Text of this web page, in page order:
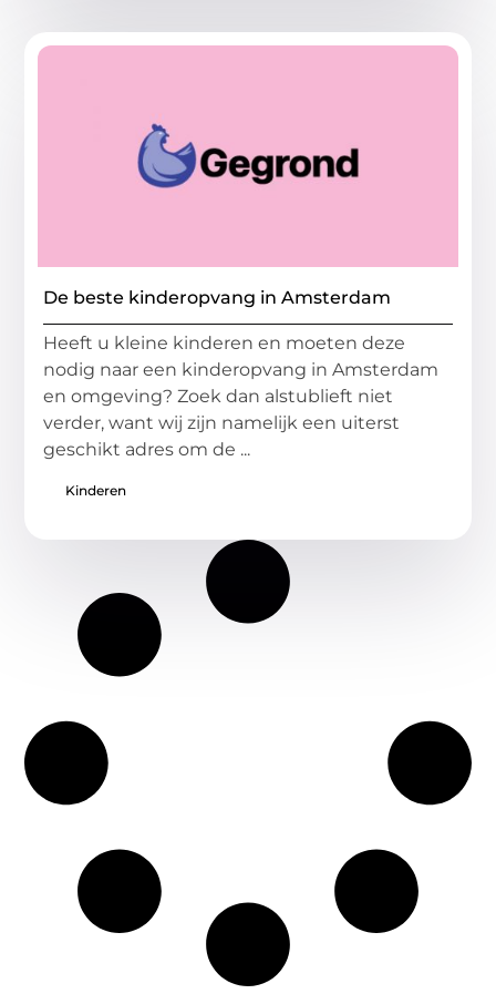
De beste kinderopvang in Amsterdam
Heeft u kleine kinderen en moeten deze
nodig naar een kinderopvang in Amsterdam
en omgeving? Zoek dan alstublieft niet
verder, want wij zijn namelijk een uiterst
geschikt adres om de ...
Kinderen